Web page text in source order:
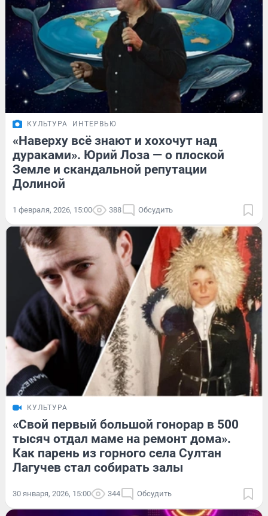
КУЛЬТУРА ИНТЕРВЬЮ
«Наверху всё знают и хохочут над
дураками». Юрий Лоза — о плоской
Земле и скандальной репутации
Долиной
1 февраля, 2026, 15:00 388 Обсудить
КУЛЬТУРА
«Свой первый большой гонорар в 500
тысяч отдал маме на ремонт дома».
Как парень из горного села Султан
Лагучев стал собирать залы
30 января, 2026, 15:00 344 Обсудить